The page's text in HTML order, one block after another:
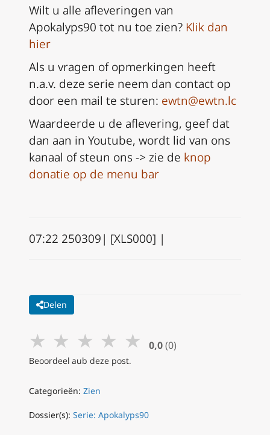
Wilt u alle afleveringen van
Apokalyps90 tot nu toe zien? Klik dan
hier
Als u vragen of opmerkingen heeft
n.a.v. deze serie neem dan contact op
door een mail te sturen: ewtn@ewtn.lc
Waardeerde u de aflevering, geef dat
dan aan in Youtube, wordt lid van ons
kanaal of steun ons -> zie de knop
donatie op de menu bar
07:22 250309| [XLS000] |
Delen
★ ★ ★ ★ ★ 0,0 (0)
Beoordeel aub deze post.
Categorieën: Zien
Dossier(s): Serie: Apokalyps90